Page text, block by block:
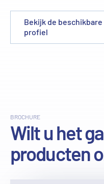
Bekijk de
profiel
BROCHURE
Wilt u het
producten